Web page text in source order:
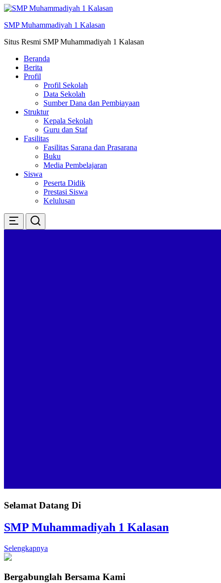
Skip
konten
SMP Muhammadiyah 1 Kalasan
Situs Resmi SMP Muhammadiyah 1 Kalasan
Beranda
Berita
Profil
Profil Sekolah
Data Sekolah
Sumber Dana dan Pembiayaan
Struktur
Kepala Sekolah
Guru dan Staf
Fasilitas
Fasilitas Sarana dan Prasarana
Buku
Media Pembelajaran
Siswa
Peserta Didik
Prestasi Siswa
Kelulusan
Selamat Datang Di
SMP Muhammadiyah 1 Kalasan
Selengkapnya
Bergabunglah Bersama Kami